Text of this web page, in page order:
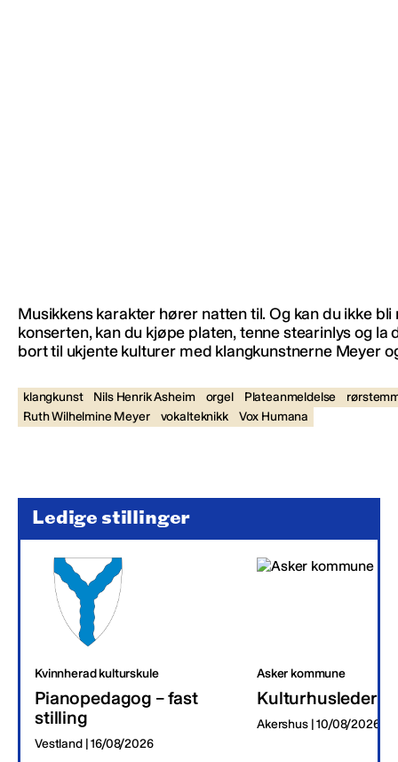
Musikkens karakter hører natten til. Og kan du ikke bli
konserten, kan du kjøpe platen, tenne stearinlys og la
bort til ukjente kulturer med klangkunstnerne Meyer
klangkunst Nils Henrik Asheim orgel Plateanmeldelse
Ruth Wilhelmine Meyer
vokalteknikk Vox Humana
Ledige stillinger
Kvinnherad kulturskule
Pianopedagog – fast
stilling
Vestland | 16/08/2026
Asker kommune
Kulturhusleder
Akershus | 10/08/2026